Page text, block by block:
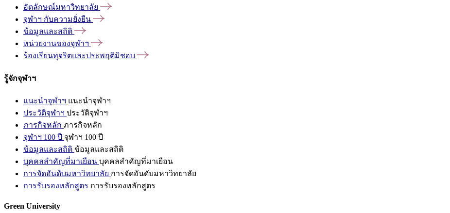
อัตลักษณ์มหาวิทยาลัย
จุฬาฯ กับความยั่งยืน
ข้อมูลและสถิติ
หน่วยงานของจุฬาฯ
ร้องเรียนทุจริตและประพฤติมิชอบ
รู้จักจุฬาฯ
แนะนำจุฬาฯ แนะนำจุฬาฯ
ประวัติจุฬาฯ ประวัติจุฬาฯ
ภารกิจหลัก ภารกิจหลัก
จุฬาฯ 100 ปี จุฬาฯ 100 ปี
ข้อมูลและสถิติ ข้อมูลและสถิติ
บุคคลสำคัญที่มาเยือน บุคคลสำคัญที่มาเยือน
การจัดอันดับมหาวิทยาลัย การจัดอันดับมหาวิทยาลัย
การรับรองหลักสูตร การรับรองหลักสูตร
Green University